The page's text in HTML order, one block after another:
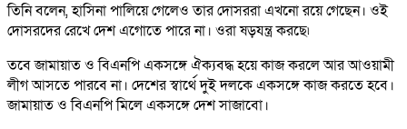
তিনি বলেন, হাসিনা পালিয়ে গেলেও তার দোসররা এখনো রয়ে গেছেন। ওই
দোসরদের রেখে দেশ এগোতে পারে না। ওরা ষড়যন্ত্র করছে৷
তবে জামায়াত ও বিএনপি একসঙ্গে ঐক্যবদ্ধ হয়ে কাজ করলে আর আওয়ামী
লীগ আসতে পারবে না। দেশের স্বার্থে দুই দলকে একসঙ্গে কাজ করতে হবে।
জামায়াত ও বিএনপি মিলে একসঙ্গে দেশ সাজাবো।